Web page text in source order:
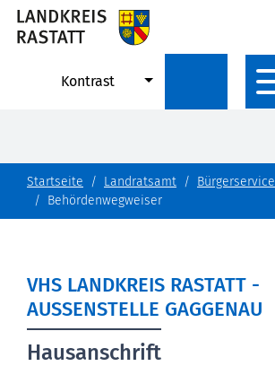
Kontrast
Startseite Landratsamt
Bürgerservice
Behördenwegweiser
VHS LANDKREIS RASTATT -
AUSSENSTELLE GAGGENAU
Hausanschrift